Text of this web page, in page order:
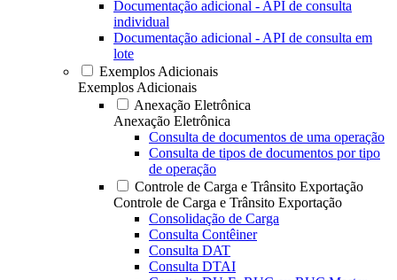
Documentação adicional - API de consulta
individual
Documentação adicional - API de consulta em
lote
Exemplos Adicionais
Exemplos Adicionais
Anexação Eletrônica
Anexação Eletrônica
Consulta de documentos de uma operação
Consulta de tipos de documentos por tipo
de operação
Controle de Carga e Trânsito Exportação
Controle de Carga e Trânsito Exportação
Consolidação de Carga
Consulta Contêiner
Consulta DAT
Consulta DTAI